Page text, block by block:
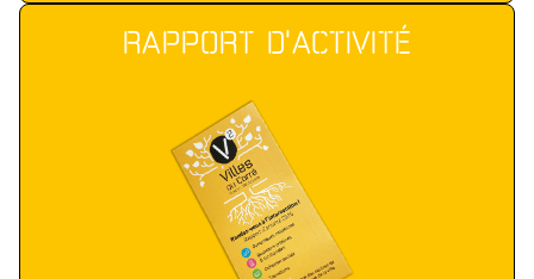
RAPPORT D'ACTIVITÉ